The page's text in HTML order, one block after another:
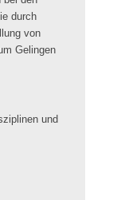
durch
von
Gelingen
und